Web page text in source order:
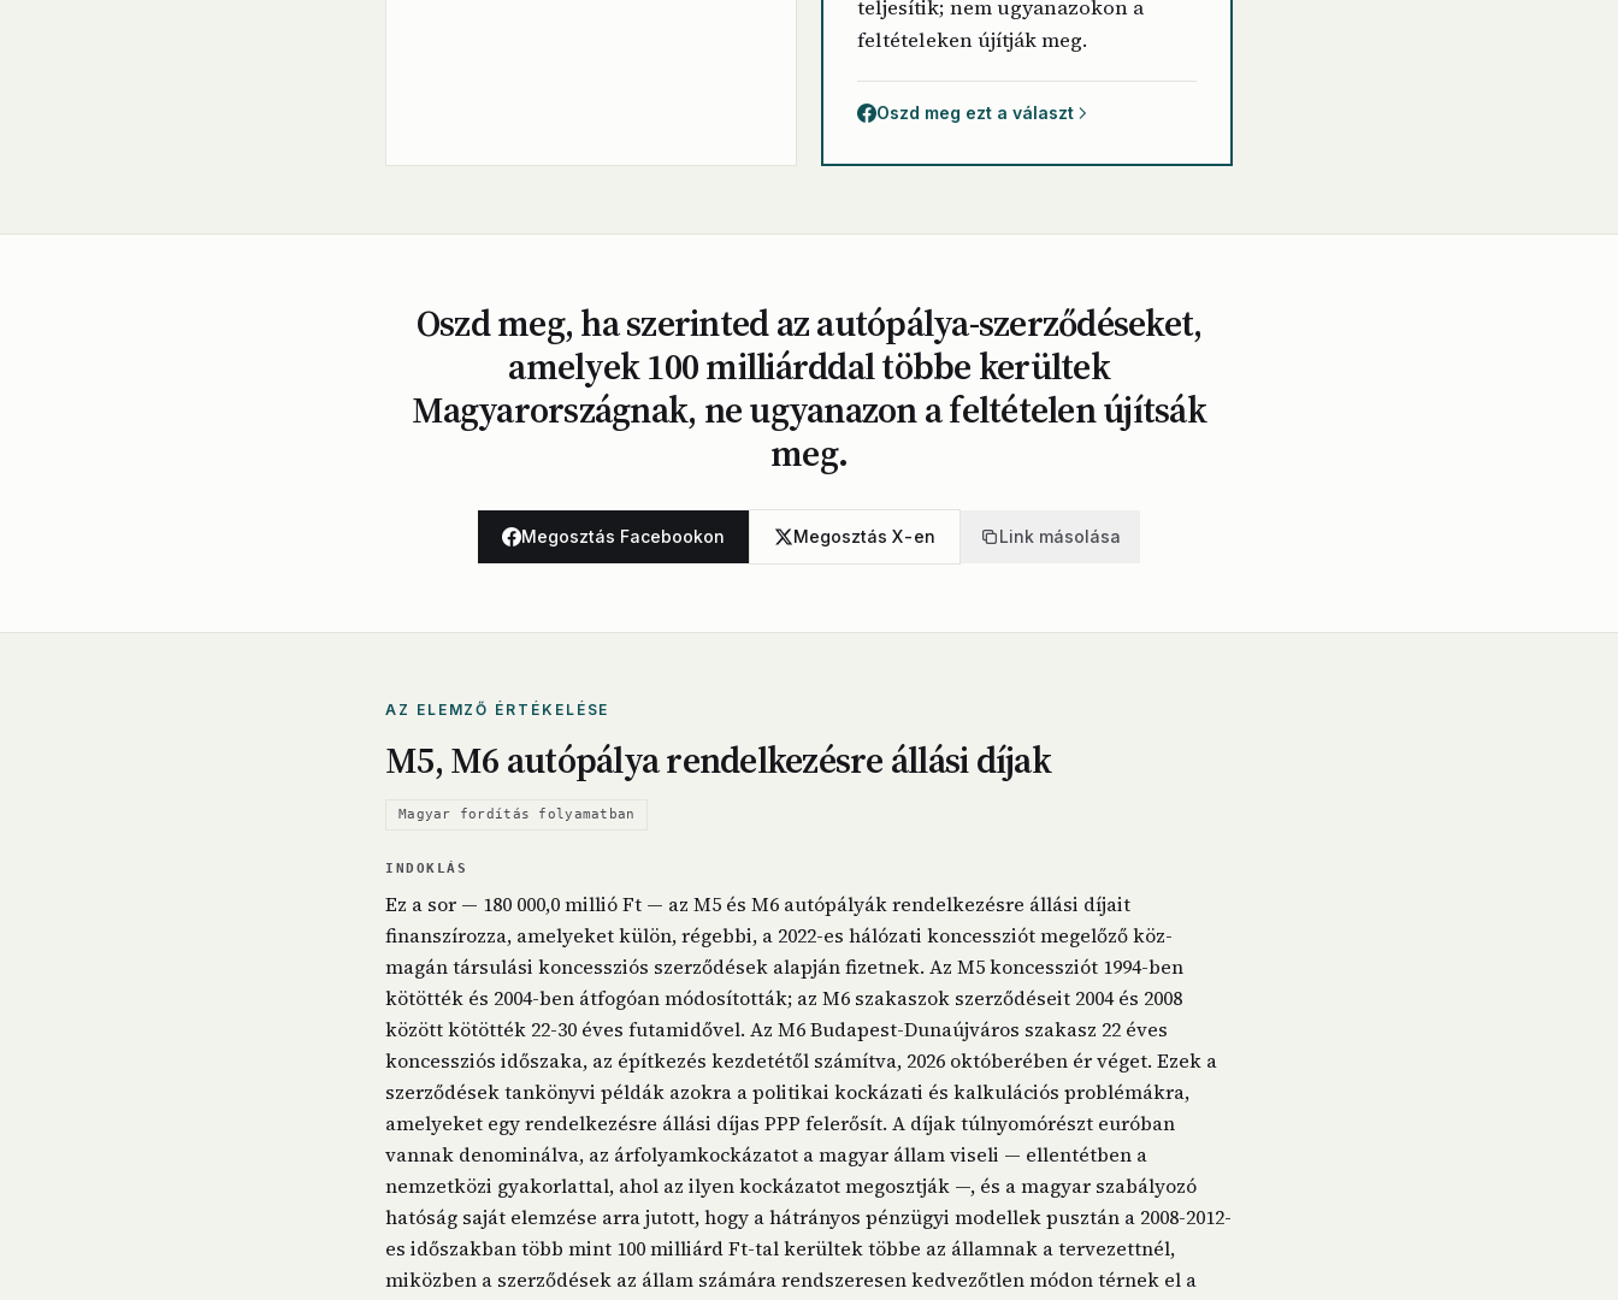
teljesítik; nem ugyanazokon a
feltételeken újítják meg.
Oszd meg ezt a választ
Oszd meg, ha szerinted az autópálya-szerződéseket,
amelyek 100 milliárddal többe kerültek
Magyarországnak, ne ugyanazon a feltételen újítsák
meg.
Megosztás Facebookon Megosztás X-en Link másolása
AZ ELEMZŐ ÉRTÉKELÉSE
M5, M6 autópálya rendelkezésre állási díjak
Magyar fordítás folyamatban
INDOKLÁS
Ez a sor — 180 000,0 millió Ft — az M5 és M6 autópályák rendelkezésre állási díjait
finanszírozza, amelyeket külön, régebbi, a 2022-es hálózati koncessziót megelőző köz-
magán társulási koncessziós szerződések alapján fizetnek. Az M5 koncessziót 1994-ben
kötötték és 2004-ben átfogóan módosították; az M6 szakaszok szerződéseit 2004 és 2008
között kötötték 22-30 éves futamidővel. Az M6 Budapest-Dunaújváros szakasz 22 éves
koncessziós időszaka, az építkezés kezdetétől számítva, 2026 októberében ér véget. Ezek a
szerződések tankönyvi példák azokra a politikai kockázati és kalkulációs problémákra,
amelyeket egy rendelkezésre állási díjas PPP felerősít. A díjak túlnyomórészt euróban
vannak denominálva, az árfolyamkockázatot a magyar állam viseli — ellentétben a
nemzetközi gyakorlattal, ahol az ilyen kockázatot megosztják —, és a magyar szabályozó
hatóság saját elemzése arra jutott, hogy a hátrányos pénzügyi modellek pusztán a 2008-2012-
es időszakban több mint 100 milliárd Ft-tal kerültek többe az államnak a tervezettnél,
miközben a szerződések az állam számára rendszeresen kedvezőtlen módon térnek el a